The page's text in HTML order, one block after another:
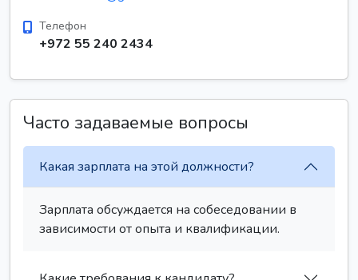
Телефон
+972 55 240 2434
Часто задаваемые вопросы
Какая зарплата на этой должности?
Зарплата обсуждается на собеседовании в
зависимости от опыта и квалификации.